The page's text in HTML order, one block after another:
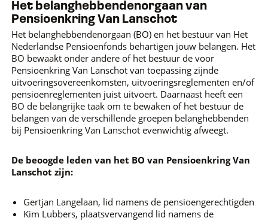
Het belanghebbendenorgaan van
Pensioenkring Van Lanschot
Het belanghebbendenorgaan (BO) en het bestuur van Het
Nederlandse Pensioenfonds behartigen jouw belangen. Het
BO bewaakt onder andere of het bestuur de voor
Pensioenkring Van Lanschot van toepassing zijnde
uitvoeringsovereenkomsten, uitvoeringsreglementen en/of
pensioenreglementen juist uitvoert. Daarnaast heeft een
BO de belangrijke taak om te bewaken of het bestuur de
belangen van de verschillende groepen belanghebbenden
bij Pensioenkring Van Lanschot evenwichtig afweegt.
De beoogde leden van het BO van Pensioenkring Van
Lanschot zijn:
Gertjan Langelaan, lid namens de pensioengerechtigden
Kim Lubbers, plaatsvervangend lid namens de